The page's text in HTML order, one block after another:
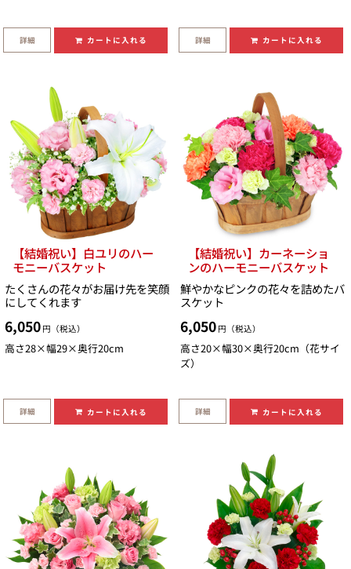
詳細 カートに入れる 詳細 カートに入れる
【結婚祝い】白ユリのハー
モニーバスケット
たくさんの花々がお届け先を笑顔
にしてくれます
6,050 円（税込）
高さ28×幅29×奥行20cm
詳細 カートに入れる
【結婚祝い】カーネーショ
ンのハーモニーバスケット
鮮やかなピンクの花々を詰めたバ
スケット
6,050 円（税込）
高さ20×幅30×奥行20cm（花サイ
ズ）
詳細 カートに入れる